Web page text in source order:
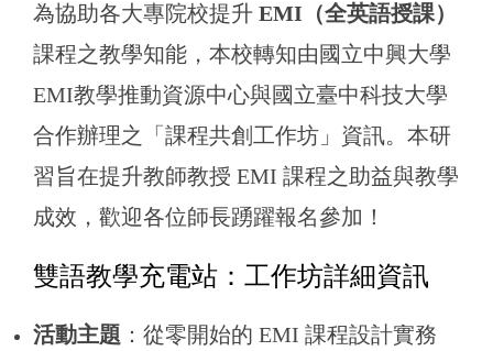
為協助各大專院校提升 EMI（全英語授課）
課程之教學知能，本校轉知由國立中興大學
EMI教學推動資源中心與國立臺中科技大學
合作辦理之「課程共創工作坊」資訊。本研
習旨在提升教師教授 EMI 課程之助益與教學
成效，歡迎各位師長踴躍報名參加！
雙語教學充電站：工作坊詳細資訊
活動主題 ：從零開始的 EMI 課程設計實務